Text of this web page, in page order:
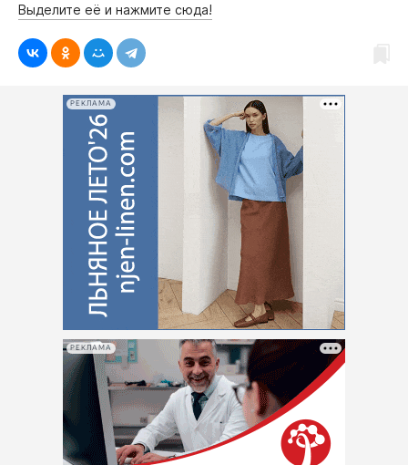
Выделите её и нажмите сюда!
РЕКЛАМА
РЕКЛАМА